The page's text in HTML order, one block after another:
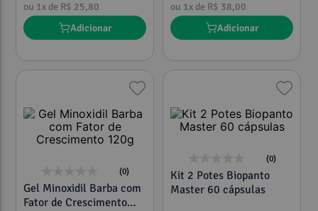
ou 1x de R$ 25,80
Adicionar
ou 1x de R$ 38,00
Adicionar
(0)
Gel Minoxidil Barba com
Fator de Crescimento
(0)
Kit 2 Potes Biopanto
Master 60 cápsulas